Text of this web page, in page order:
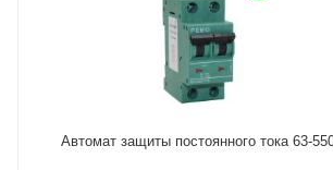
Автомат защиты постоянного тока 63-